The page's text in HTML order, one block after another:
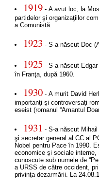
1919- A avut loc, la
partidelor şi organizaţiilor
a Comunistă.
1923 - S-a născut Doc
1925 - S-a născut
în Franţa, după 1960.
1930- A murit David
importanţi şi controversaţi
eseist (romanul “Amantul
1931 - S-a născut
şi secretar general al CC al
Nobel pentru Pace în 1990.
economice şi sociale
cunoscute sub numele de
a URSS de către occident,
privinţa dezarmării. La